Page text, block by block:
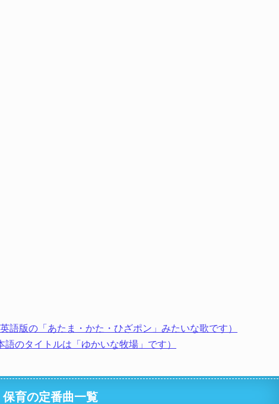
語版の「あたま・かた・ひざポン」みたいな歌です）
のタイトルは「ゆかいな牧場」です）
育の定番曲一覧